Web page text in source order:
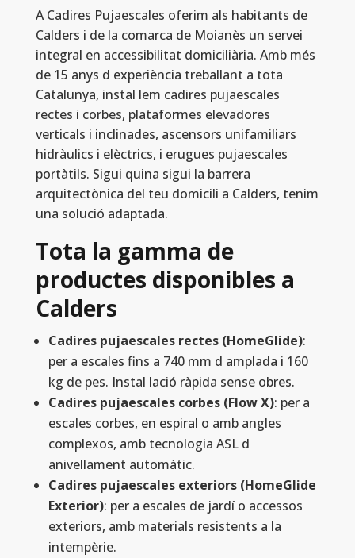
A Cadires Pujaescales oferim als habitants de
Calders i de la comarca de Moianès un servei
integral en accessibilitat domiciliària. Amb més
de 15 anys d experiència treballant a tota
Catalunya, instal lem cadires pujaescales
rectes i corbes, plataformes elevadores
verticals i inclinades, ascensors unifamiliars
hidràulics i elèctrics, i erugues pujaescales
portàtils. Sigui quina sigui la barrera
arquitectònica del teu domicili a Calders, tenim
una solució adaptada.
Tota la gamma de
productes disponibles a
Calders
Cadires pujaescales rectes (HomeGlide):
per a escales fins a 740 mm d amplada i 160
kg de pes. Instal lació ràpida sense obres.
Cadires pujaescales corbes (Flow X): per a
escales corbes, en espiral o amb angles
complexos, amb tecnologia ASL d
anivellament automàtic.
Cadires pujaescales exteriors (HomeGlide
Exterior): per a escales de jardí o accessos
exteriors, amb materials resistents a la
intempèrie.